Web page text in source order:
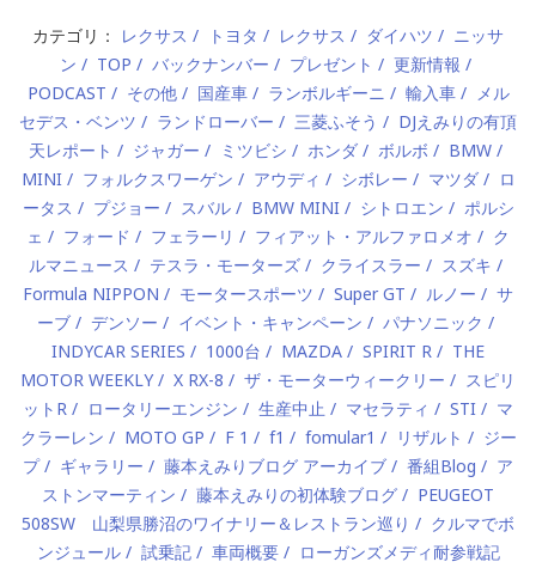
カテゴリ： レクサス トヨタ レクサス ダイハツ
ニッサ
ン
TOP バックナンバー プレゼント
更新情報
PODCAST
その他 国産車 ランボルギーニ 輸入車
メル
セデス・ベンツ
ランドローバー 三菱ふそう
DJえみりの有頂
天レポート
ジャガー ミツビシ ホンダ ボルボ
BMW
MINI
フォルクスワーゲン アウディ シボレー マツダ
ロ
ータス
プジョー スバル BMW MINI シトロエン
ポルシ
ェ
フォード フェラーリ フィアット・アルファロメオ
ク
ルマニュース
テスラ・モーターズ クライスラー
スズキ
Formula NIPPON
モータースポーツ Super GT ルノー
サ
ーブ
デンソー イベント・キャンペーン
パナソニック
INDYCAR SERIES
1000台 MAZDA SPIRIT R
THE
MOTOR WEEKLY
X RX-8 ザ・モーターウィークリー
スピリ
ットR
ロータリーエンジン 生産中止 マセラティ STI
マ
クラーレン
MOTO GP F 1 f1 fomular1 リザルト
ジー
プ
ギャラリー 藤本えみりブログ アーカイブ 番組Blog
ア
ストンマーティン
藤本えみりの初体験ブログ
PEUGEOT
508SW 山梨県勝沼のワイナリー＆レストラン巡り
クルマでボ
ンジュール
試乗記 車両概要
ローガンズメディ耐参戦記